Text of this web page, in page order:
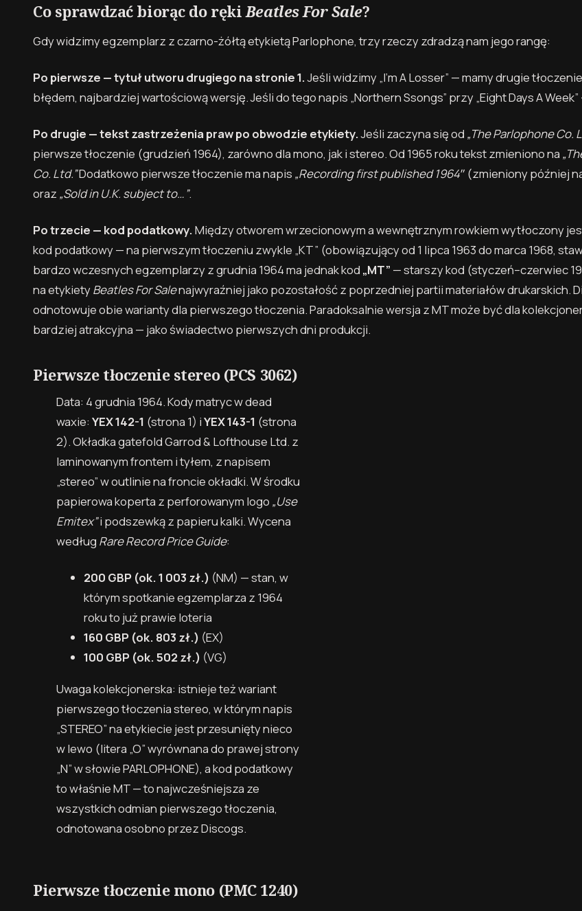
Co sprawdzać biorąc do rękiBeatles For Sale?
Gdy widzimy egzemplarz z czarno-żółtą etykietą Parlophone, trzy rzeczy zdradzą nam jego rangę:
Po pierwsze — tytuł utworu drugiego na stronie 1.Jeśli widzimy „I’m A Losser” — mamy drugie
błędem, najbardziej wartościową wersję. Jeśli do tego napis „Northern Ssongs” przy „Eight Days A
Po drugie — tekst zastrzeżenia praw po obwodzie etykiety.Jeśli zaczyna się od „The Parlophone Co.
pierwsze tłoczenie (grudzień 1964), zarówno dla mono, jak i stereo. Od 1965 roku tekst zmieniono na
Co. Ltd.”Dodatkowo pierwsze tłoczenie ma napis „Recording first published 1964″ (zmieniony później
oraz „Sold in U.K. subject to…”.
Po trzecie — kod podatkowy.Między otworem wrzecionowym a wewnętrznym rowkiem wytłoczony
kod podatkowy — na pierwszym tłoczeniu zwykle „KT” (obowiązujący od 1 lipca 1963 do marca 1968,
bardzo wczesnych egzemplarzy z grudnia 1964 ma jednak kod „MT” — starszy kod (styczeń–czerwiec
na etykietyBeatles For Salenajwyraźniej jako pozostałość z poprzedniej partii materiałów drukarskich.
odnotowuje obie warianty dla pierwszego tłoczenia. Paradoksalnie wersja z MT może być dla
bardziej atrakcyjna — jako świadectwo pierwszych dni produkcji.
Pierwsze tłoczenie stereo (PCS 3062)
Data: 4 grudnia 1964. Kody matryc w dead
waxie:YEX 142-1 (strona 1) iYEX 143-1 (strona
2). Okładka gatefold Garrod & Lofthouse Ltd. z
laminowanym frontem i tyłem, z napisem
„stereo” w outlinie na froncie okładki. W środku
papierowa koperta z perforowanym logo „Use
Emitex”i podszewką z papieru kalki. Wycena
według Rare Record Price Guide:
200 GBP (ok. 1 003 zł.) (NM) — stan, w
którym spotkanie egzemplarza z 1964
roku to już prawie loteria
160 GBP (ok. 803 zł.) (EX)
100 GBP (ok. 502 zł.) (VG)
Uwaga kolekcjonerska: istnieje też wariant
pierwszego tłoczenia stereo, w którym napis
„STEREO” na etykiecie jest przesunięty nieco
w lewo (litera „O” wyrównana do prawej strony
„N” w słowie PARLOPHONE), a kod podatkowy
to właśnie MT — to najwcześniejsza ze
wszystkich odmian pierwszego tłoczenia,
odnotowana osobno przez Discogs.
Pierwsze tłoczenie mono (PMC 1240)